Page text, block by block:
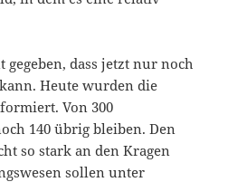
dass jetzt nur noch
Heute wurden die
Von 300
140 übrig bleiben. Den
so stark an den Kragen
sollen unter